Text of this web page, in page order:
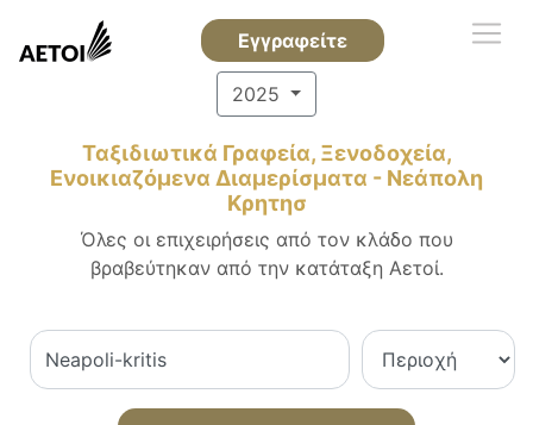
Εγγραφείτε
2025
Ταξιδιωτικά Γραφεία, Ξενοδοχεία,
Ενοικιαζόμενα Διαμερίσματα - Νεάπολη
Κρητησ
Όλες οι επιχειρήσεις από τον κλάδο που
βραβεύτηκαν από την κατάταξη Αετοί.